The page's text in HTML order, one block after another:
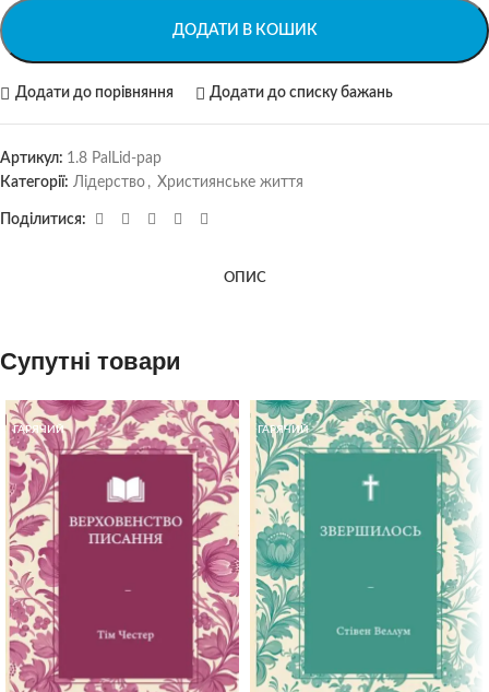
ДОДАТИ В КОШИК
Додати до порівняння Додати до списку бажань
Артикул: 1.8 PalLid-pap
Категорії: Лідерство , Християнське життя
Поділитися:
ОПИС
Супутні товари
ГАРЯЧИЙ ГАРЯЧИЙ